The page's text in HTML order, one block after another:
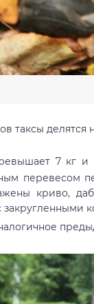
таксы делятся
7 кг и
перевесом
криво,
закругленными